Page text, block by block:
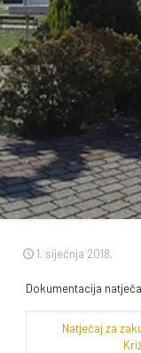
1. siječnja 2018.
Dokumentacija
Natječaj za